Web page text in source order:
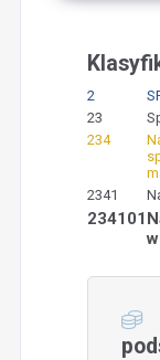
2
23
234
2341
234101